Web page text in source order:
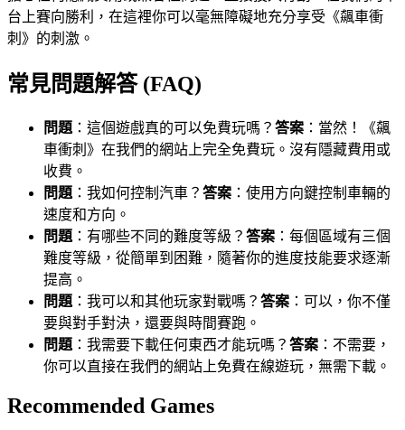
台上賽向勝利，在這裡你可以毫無障礙地充分享受《飆車衝
刺》的刺激。
常見問題解答 (FAQ)
問題 ：這個遊戲真的可以免費玩嗎？ 答案 ：當然！《飆
車衝刺》在我們的網站上完全免費玩。沒有隱藏費用或
收費。
問題 ：我如何控制汽車？ 答案 ：使用方向鍵控制車輛的
速度和方向。
問題 ：有哪些不同的難度等級？ 答案 ：每個區域有三個
難度等級，從簡單到困難，隨著你的進度技能要求逐漸
提高。
問題 ：我可以和其他玩家對戰嗎？ 答案 ：可以，你不僅
要與對手對決，還要與時間賽跑。
問題 ：我需要下載任何東西才能玩嗎？ 答案 ：不需要，
你可以直接在我們的網站上免費在線遊玩，無需下載。
Recommended Games